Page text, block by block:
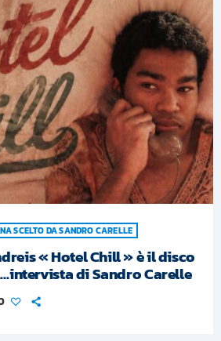
SCELTO DA SANDRO CARELLE
« Hotel Chill » è il disco
della settimana …intervista di Sandro Carelle